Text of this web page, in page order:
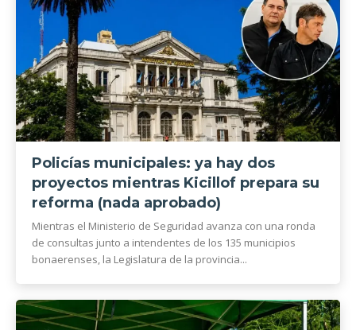
Policías municipales: ya hay dos
proyectos mientras Kicillof prepara su
reforma (nada aprobado)
Mientras el Ministerio de Seguridad avanza con una ronda
de consultas junto a intendentes de los 135 municipios
bonaerenses, la Legislatura de la provincia...